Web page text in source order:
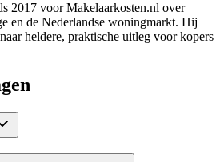
2017 voor Makelaarkosten.nl over
en de Nederlandse woningmarkt. Hij
heldere, praktische uitleg voor kopers